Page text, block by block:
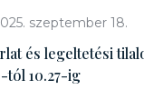
szeptember 18.
és legeltetési
tól 10.27-ig